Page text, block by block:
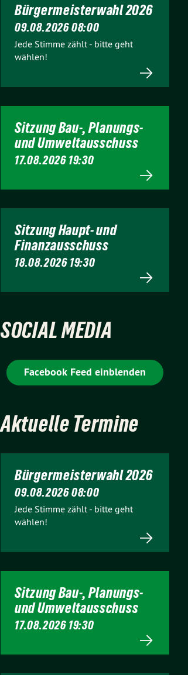
Bürgermeisterwahl 2026
09.08.2026 08:00
Jede Stimme zählt - bitte geht
wählen!
Sitzung Bau-, Planungs-
und Umweltausschuss
17.08.2026 19:30
Sitzung Haupt- und
Finanzausschuss
18.08.2026 19:30
SOCIAL MEDIA
Facebook Feed einblenden
Aktuelle Termine
Bürgermeisterwahl 2026
09.08.2026 08:00
Jede Stimme zählt - bitte geht
wählen!
Sitzung Bau-, Planungs-
und Umweltausschuss
17.08.2026 19:30